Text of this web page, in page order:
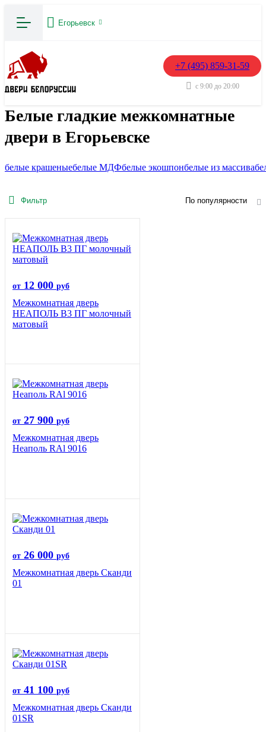
Егорьевск
+7 (495) 859-31-59
с 9:00 до 20:00
Белые гладкие межкомнатные
двери в Егорьевске
белые крашеныебелые МДФбелые экошпонбелые из массива
Фильтр По популярности
от 12 000 руб
Межкомнатная дверь
НЕАПОЛЬ В3 ПГ молочный
матовый
от 27 900 руб
Межкомнатная дверь
Неаполь RAl 9016
от 26 000 руб
Межкомнатная дверь Сканди
01
от 41 100 руб
Межкомнатная дверь Сканди
01SR